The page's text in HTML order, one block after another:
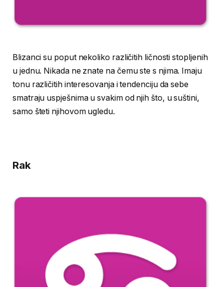
Blizanci su poput nekoliko različitih ličnosti stopljenih
u jednu. Nikada ne znate na čemu ste s njima. Imaju
tonu različitih interesovanja i tendenciju da sebe
smatraju uspješnima u svakim od njih što, u suštini,
samo šteti njihovom ugledu.
Rak